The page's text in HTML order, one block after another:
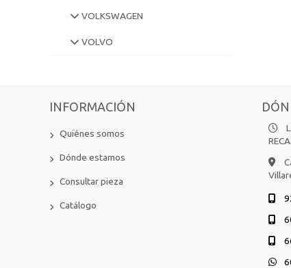
VOLKSWAGEN
VOLVO
INFORMACIÓN
Quiénes somos
Dónde estamos
Consultar pieza
Catálogo